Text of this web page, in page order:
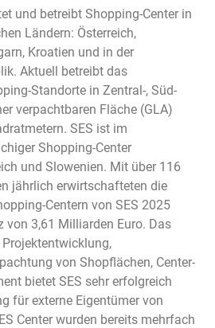
und betreibt Shopping-Center in
Ländern: Österreich,
Kroatien und in der
Aktuell betreibt das
Standorte in Zentral-, Süd-
verpachtbaren Fläche (GLA)
SES ist im
Shopping-Center
und Slowenien. Mit über 116
jährlich erwirtschafteten die
Centern von SES 2025
von 3,61 Milliarden Euro. Das
von Shopflächen, Center-
bietet SES sehr erfolgreich
für externe Eigentümer von
Center wurden bereits mehrfach